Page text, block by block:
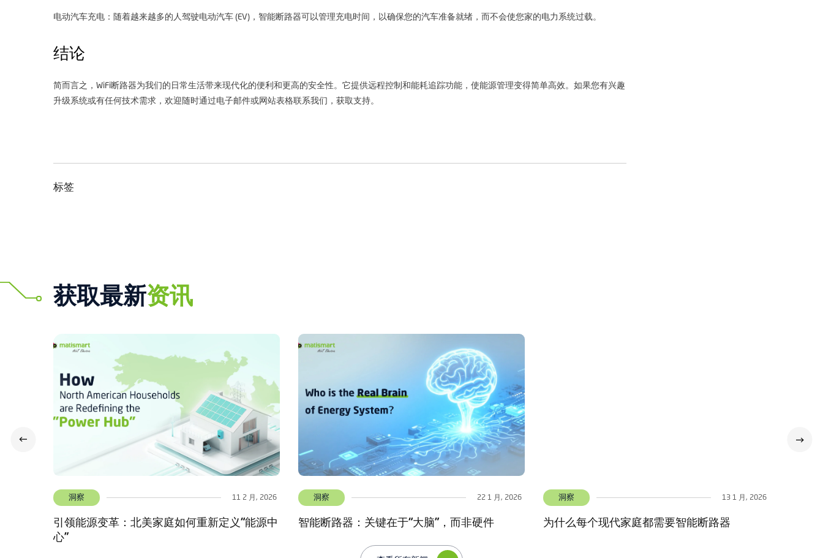
电动汽车充电：随着越来越多的人驾驶电动汽车 (EV)，智能断路器可以管理充电时间，以确保您的汽车准备就绪，而不会使您家的电力系统过载。
结论
简而言之，WiFi断路器为我们的日常生活带来现代化的便利和更高的安全性。它提供远程控制和能耗追踪功能，使能源管理变得简单高效。如果您有兴趣
升级系统或有任何技术需求，欢迎随时通过电子邮件或网站表格联系我们，获取支持。
标签
获取最新资讯
洞察 22 1 月, 2026
智能断路器：关键在于“大脑”，而非硬件
洞察 13 1 月, 2026
为什么每个现代家庭都需要智能断路器
洞察 13 1 月, 2026
电动断路器的主要用途是什么？